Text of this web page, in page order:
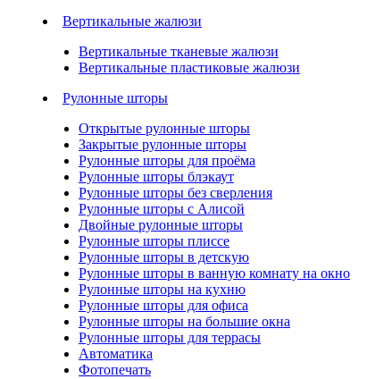
Вертикальные жалюзи
Вертикальные тканевые жалюзи
Вертикальные пластиковые жалюзи
Рулонные шторы
Открытые рулонные шторы
Закрытые рулонные шторы
Рулонные шторы для проёма
Рулонные шторы блэкаут
Рулонные шторы без сверления
Рулонные шторы с Алисой
Двойные рулонные шторы
Рулонные шторы плиссе
Рулонные шторы в детскую
Рулонные шторы в ванную комнату на окно
Рулонные шторы на кухню
Рулонные шторы для офиса
Рулонные шторы на большие окна
Рулонные шторы для террасы
Автоматика
Фотопечать